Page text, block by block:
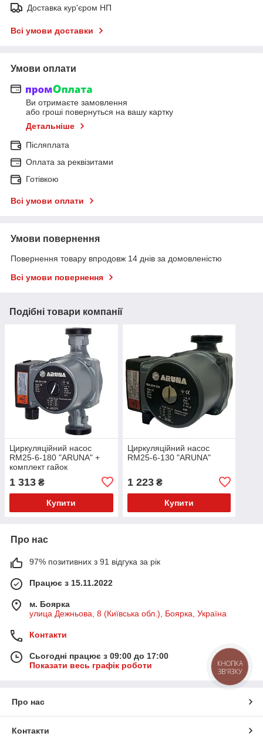
Доставка кур'єром НП
Всі умови доставки
Умови оплати
Ви отримаєте замовлення
або гроші повернуться на вашу картку
Детальніше
Післяплата
Оплата за реквізитами
Готівкою
Всі умови оплати
Умови повернення
Повернення товару впродовж 14 днів за домовленістю
Всі умови повернення
Подібні товари компанії
Циркуляційний насос
RM25-6-180 "ARUNA" +
комплект гайок
1 313 ₴
Купити
Циркуляційний насос
RM25-6-130 "ARUNA"
1 223₴
Купити
Про нас
97% позитивних з 91 відгука за рік
Працює з 15.11.2022
м. Боярка
улица Дежньова, 8 (Київська обл.), Боярка, Україна
Контакти
Сьогодні працює з 09:00 до 17:00
Показати весь графік роботи
Про нас
Контакти
КНОПКА
ЗВ'ЯЗКУ